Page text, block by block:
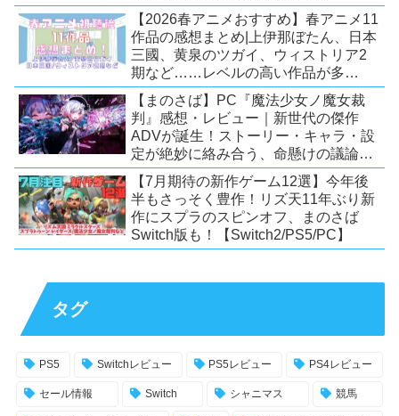
【2026春アニメおすすめ】春アニメ11
作品の感想まとめ|上伊那ぼたん、日本
三國、黄泉のツガイ、ウィストリア2
期など……レベルの高い作品が多
い！？
【まのさば】PC『魔法少女ノ魔女裁
判』感想・レビュー｜新世代の傑作
ADVが誕生！ストーリー・キャラ・設
定が絶妙に絡み合う、命懸けの議論ミ
ステリー【PC/Switch】
【7月期待の新作ゲーム12選】今年後
半もさっそく豊作！リズ天11年ぶり新
作にスプラのスピンオフ、まのさば
Switch版も！【Switch2/PS5/PC】
タグ
PS5 Switchレビュー PS5レビュー PS4レビュー
セール情報 Switch シャニマス 競馬